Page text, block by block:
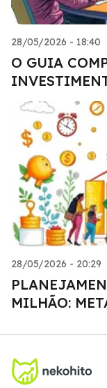
28/05/2026 - 18:40
O GUIA
28/05/2026 - 20:29
MILHÃO: